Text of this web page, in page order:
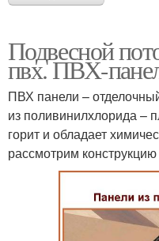
Подвесной
пвх. ПВХ-
ПВХ панели –
из поливинилхлорида –
горит и обладает
рассмотрим